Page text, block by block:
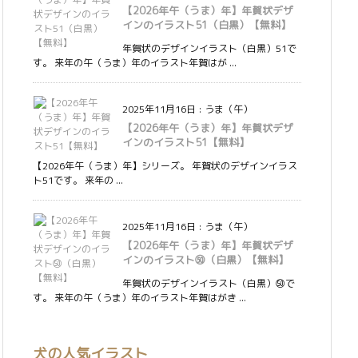
【2026年午（うま）年】年賀状デザ
インのイラスト51（白黒）【無料】
年賀状のデザインイラスト（白黒）51で
す。 来年の午（うま）年のイラスト年賀はが ...
2025年11月16日 : うま（午）
【2026年午（うま）年】年賀状デザ
インのイラスト51【無料】
【2026年午（うま）年】シリーズ。 年賀状のデザインイラス
ト51です。 来年の ...
2025年11月16日 : うま（午）
【2026年午（うま）年】年賀状デザ
インのイラスト㊿（白黒）【無料】
年賀状のデザインイラスト（白黒）㊿で
す。 来年の午（うま）年のイラスト年賀はがき ...
犬の人気イラスト